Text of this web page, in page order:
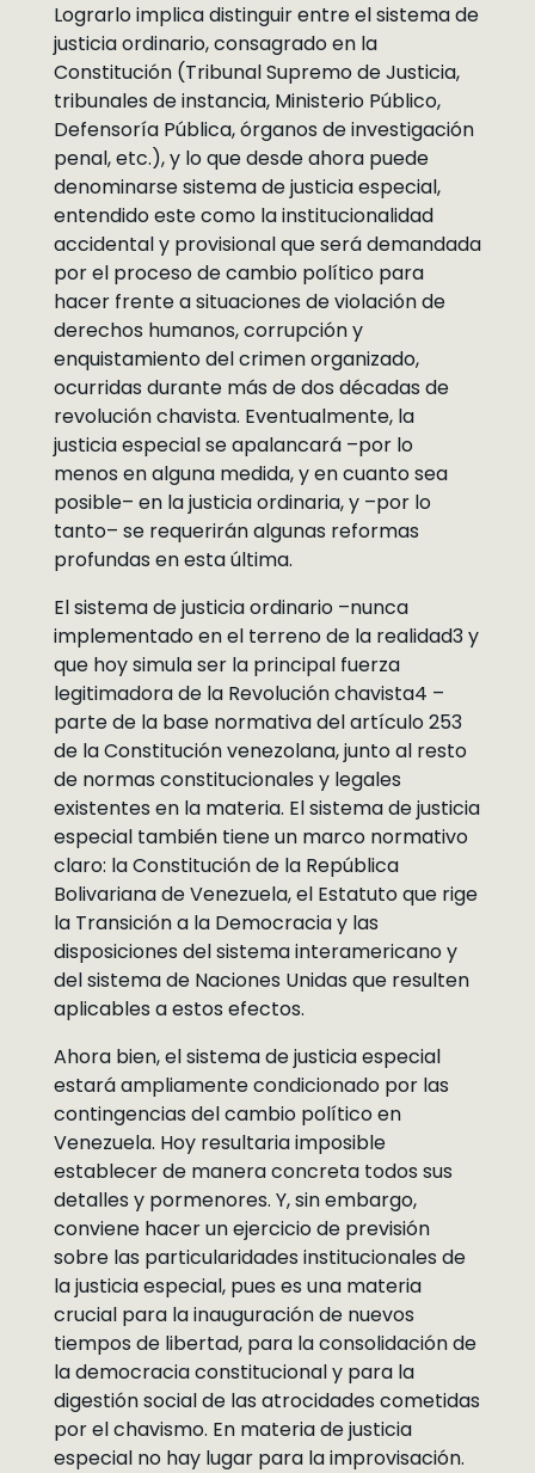
Lograrlo implica distinguir entre el sistema de
justicia ordinario, consagrado en la
Constitución (Tribunal Supremo de Justicia,
tribunales de instancia, Ministerio Público,
Defensoría Pública, órganos de investigación
penal, etc.), y lo que desde ahora puede
denominarse sistema de justicia especial,
entendido este como la institucionalidad
accidental y provisional que será demandada
por el proceso de cambio político para
hacer frente a situaciones de violación de
derechos humanos, corrupción y
enquistamiento del crimen organizado,
ocurridas durante más de dos décadas de
revolución chavista. Eventualmente, la
justicia especial se apalancará –por lo
menos en alguna medida, y en cuanto sea
posible– en la justicia ordinaria, y –por lo
tanto– se requerirán algunas reformas
profundas en esta última.
El sistema de justicia ordinario –nunca
implementado en el terreno de la realidad3 y
que hoy simula ser la principal fuerza
legitimadora de la Revolución chavista4 –
parte de la base normativa del artículo 253
de la Constitución venezolana, junto al resto
de normas constitucionales y legales
existentes en la materia. El sistema de justicia
especial también tiene un marco normativo
claro: la Constitución de la República
Bolivariana de Venezuela, el Estatuto que rige
la Transición a la Democracia y las
disposiciones del sistema interamericano y
del sistema de Naciones Unidas que resulten
aplicables a estos efectos.
Ahora bien, el sistema de justicia especial
estará ampliamente condicionado por las
contingencias del cambio político en
Venezuela. Hoy resultaria imposible
establecer de manera concreta todos sus
detalles y pormenores. Y, sin embargo,
conviene hacer un ejercicio de previsión
sobre las particularidades institucionales de
la justicia especial, pues es una materia
crucial para la inauguración de nuevos
tiempos de libertad, para la consolidación de
la democracia constitucional y para la
digestión social de las atrocidades cometidas
por el chavismo. En materia de justicia
especial no hay lugar para la improvisación.